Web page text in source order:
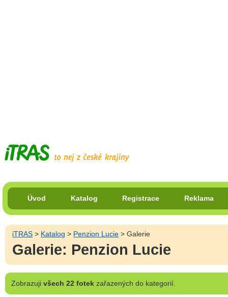
Úvod Katalog Registrace Reklama
iTRAS > Katalog > Penzion Lucie > Galerie
Galerie: Penzion Lucie
Zobrazuji všech 22 fotekzařazených do kategorií.